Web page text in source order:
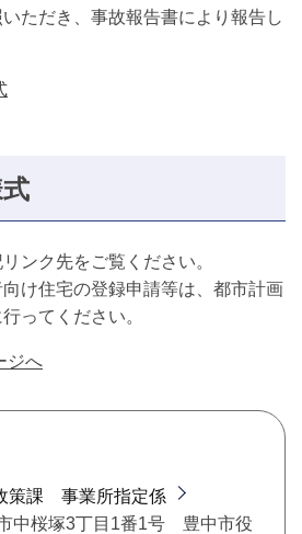
ただき、事故報告書により報告し
ンク先をご覧ください。
け住宅の登録申請等は、都市計画
ってください。
ジへ
策課 事業所指定係
中桜塚3丁目1番1号 豊中市役